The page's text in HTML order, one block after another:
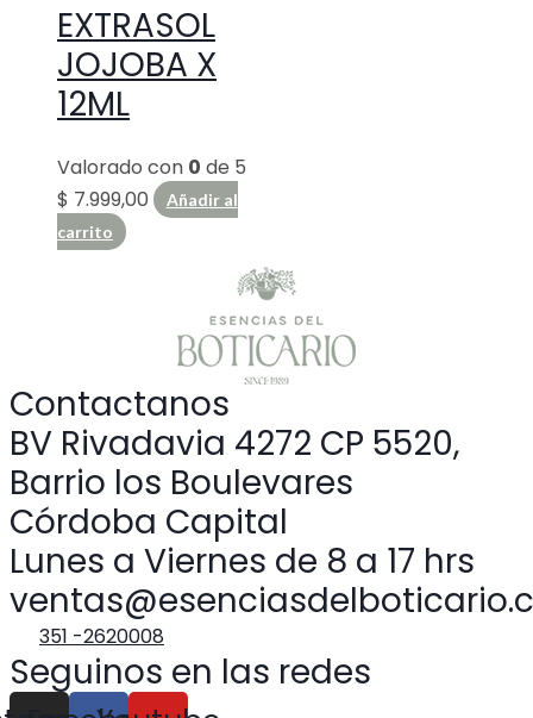
EXTRASOL
JOJOBA X
12ML
Valorado con 0 de 5
$ 7.999,00
Añadir al
carrito
Contactanos
BV Rivadavia 4272 CP 5520,
Barrio los Boulevares
Córdoba Capital
Lunes a Viernes de 8 a 17 hrs
351 -2620008
Seguinos en las redes